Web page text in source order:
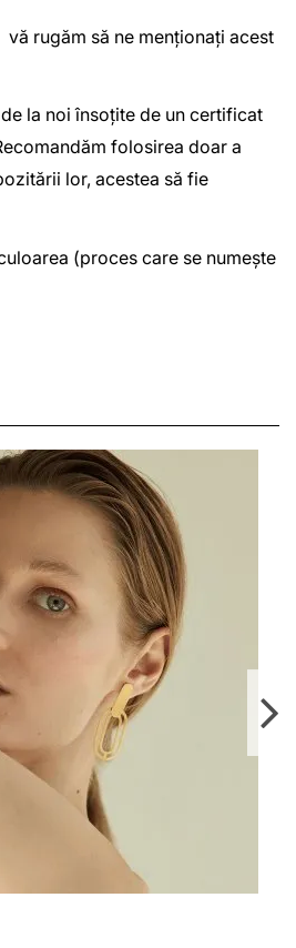
rugăm să ne menționați acest
la noi însoțite de un certificat
folosirea doar a
lor, acestea să fie
(proces care se numește